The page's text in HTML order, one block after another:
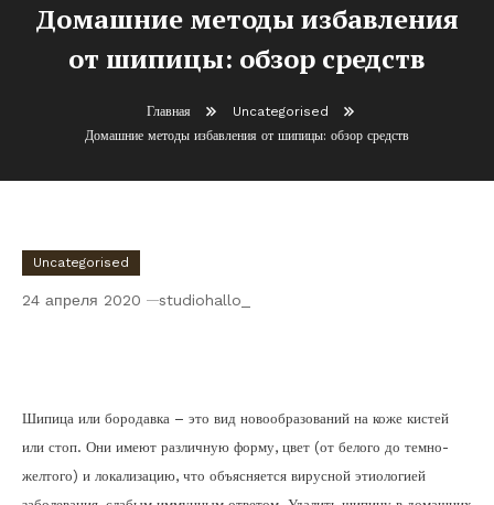
Домашние методы избавления
от шипицы: обзор средств
Главная
Uncategorised
Домашние методы избавления от шипицы: обзор средств
Uncategorised
24 апреля 2020 studiohallo_
Шипица или бородавка – это вид новообразований на коже кистей
или стоп. Они имеют различную форму, цвет (от белого до темно-
желтого) и локализацию, что объясняется вирусной этиологией